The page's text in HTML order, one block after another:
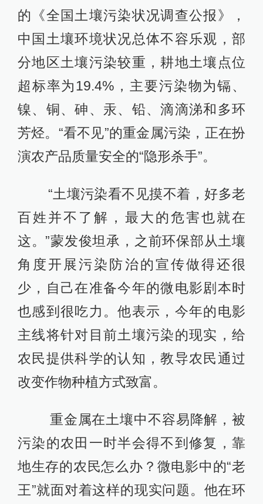
的《全国土壤污染状况调查公报》，
中国土壤环境状况总体不容乐观，部
分地区土壤污染较重，耕地土壤点位
超标率为19.4%，主要污染物为镉、
镍、铜、砷、汞、铅、滴滴涕和多环
芳烃。“看不见”的重金属污染，正在扮
演农产品质量安全的“隐形杀手”。
“土壤污染看不见摸不着，好多老
百姓并不了解，最大的危害也就在
这。”蒙发俊坦承，之前环保部从土壤
角度开展污染防治的宣传做得还很
少，自己在准备今年的微电影剧本时
也感到很吃力。他表示，今年的电影
主线将针对目前土壤污染的现实，给
农民提供科学的认知，教导农民通过
改变作物种植方式致富。
重金属在土壤中不容易降解，被
污染的农田一时半会得不到修复，靠
地生存的农民怎么办？微电影中的“老
王”就面对着这样的现实问题。他在环